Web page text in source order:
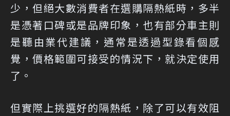
少，但絕大數消費者在選購隔熱紙時，多半
是憑著口碑或是品牌印象，也有部分車主則
是聽由業代建議，通常是透過型錄看個感
覺，價格範圍可接受的情況下，就決定使用
了。
但實際上挑選好的隔熱紙，除了可以有效阻